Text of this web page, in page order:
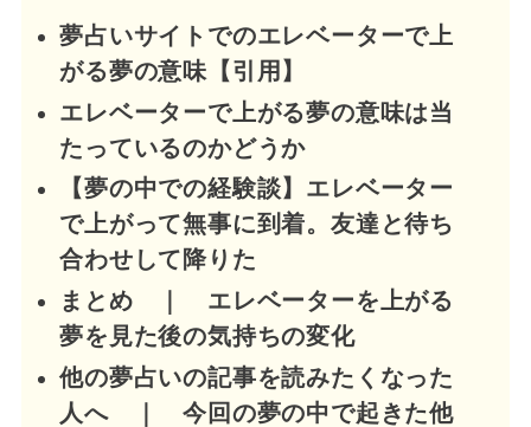
夢占いサイトでのエレベーターで上
がる夢の意味【引用】
エレベーターで上がる夢の意味は当
たっているのかどうか
【夢の中での経験談】エレベーター
で上がって無事に到着。友達と待ち
合わせして降りた
まとめ ｜ エレベーターを上がる
夢を見た後の気持ちの変化
他の夢占いの記事を読みたくなった
人へ ｜ 今回の夢の中で起きた他